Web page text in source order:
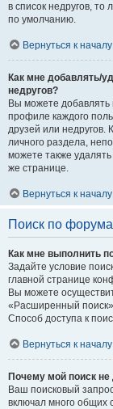
в список недругов,
по умолчанию.
Вернуться к началу
Как мне добавлять/
недругов?
Вы можете добавлять
профиле каждого
друзей или недругов.
личного раздела,
можете также
же странице.
Вернуться к началу
Поиск по
Как мне выполнить
Задайте условие
главной странице
Вы можете
«Расширенный
Способ доступа к
Вернуться к началу
Почему мой поиск не
Ваш поисковый
включал много общих